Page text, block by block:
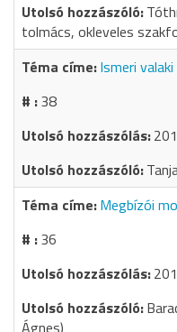
tolmács, okleveles
Ismeri
38
Megbízói
36
Ágnes)